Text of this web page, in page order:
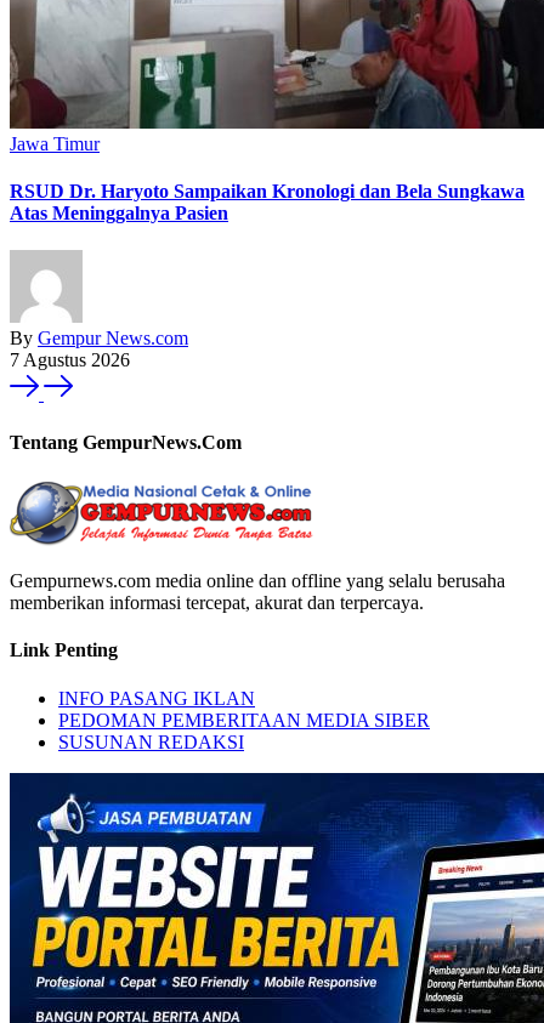
Jawa Timur
RSUD Dr. Haryoto Sampaikan Kronologi dan Bela Sungkawa
Atas Meninggalnya Pasien
By Gempur News.com
7 Agustus 2026
Tentang GempurNews.Com
Gempurnews.com media online dan offline yang selalu berusaha
memberikan informasi tercepat, akurat dan terpercaya.
Link Penting
INFO PASANG IKLAN
PEDOMAN PEMBERITAAN MEDIA SIBER
SUSUNAN REDAKSI